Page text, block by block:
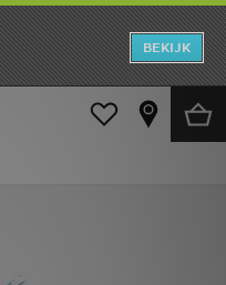
BEKIJK
Sneakers